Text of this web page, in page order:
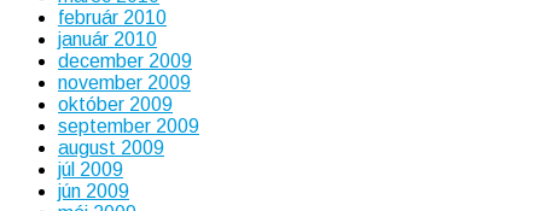
február 2010
január 2010
december 2009
november 2009
október 2009
september 2009
august 2009
júl 2009
jún 2009